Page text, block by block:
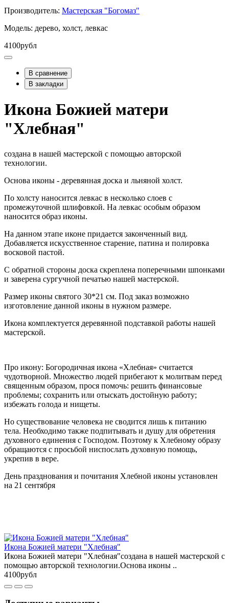
Производитель: Мастерская "Богомаз"
Модель: дерево, холст, левкас
4100рубл
В сравнение
В закладки
Икона Божией матери
"Хлебная"
создана в нашей мастерской с помощью авторской
технологии.
Основа иконы - деревянная доска и льняной холст.
По холсту наносится левкас в несколько слоев с
промежуточной шлифовкой. На левкас особым образом
наносится образ иконы.
На данном этапе иконе придается законченный вид.
Добавляется искусственное старение, патина и полировка
восковой пастой.
С обратной стороны доска скреплена поперечными шпонками
и заверена сургучной печатью нашей мастерской.
Размер иконы святого 30*21 см. Под заказ возможно
изготовление данной иконы в нужном размере.
Икона комплектуется деревянной подставкой работы нашей
мастерской.
Про икону: Богородичная икона «Хлебная» считается
чудотворной. Множество людей прибегают к молитвам перед
священным образом, прося помочь: решить финансовые
проблемы; сохранить или отыскать достойную работу;
избежать голода и нищеты.
Но существование человека не сводится лишь к питанию
тела. Необходимо также подпитывать и душу для обретения
духовного единения с Господом. Поэтому к Хлебному образу
обращаются с просьбой ниспослать духовную помощь,
укрепив в вере.
День празднования и почитания Хлебной иконы установлен
на 21 сентября
Икона Божией матери "Хлебная"
Икона Божией матери "Хлебная"создана в нашей мастерской с
помощью авторской технологии.Основа иконы ..
4100рубл